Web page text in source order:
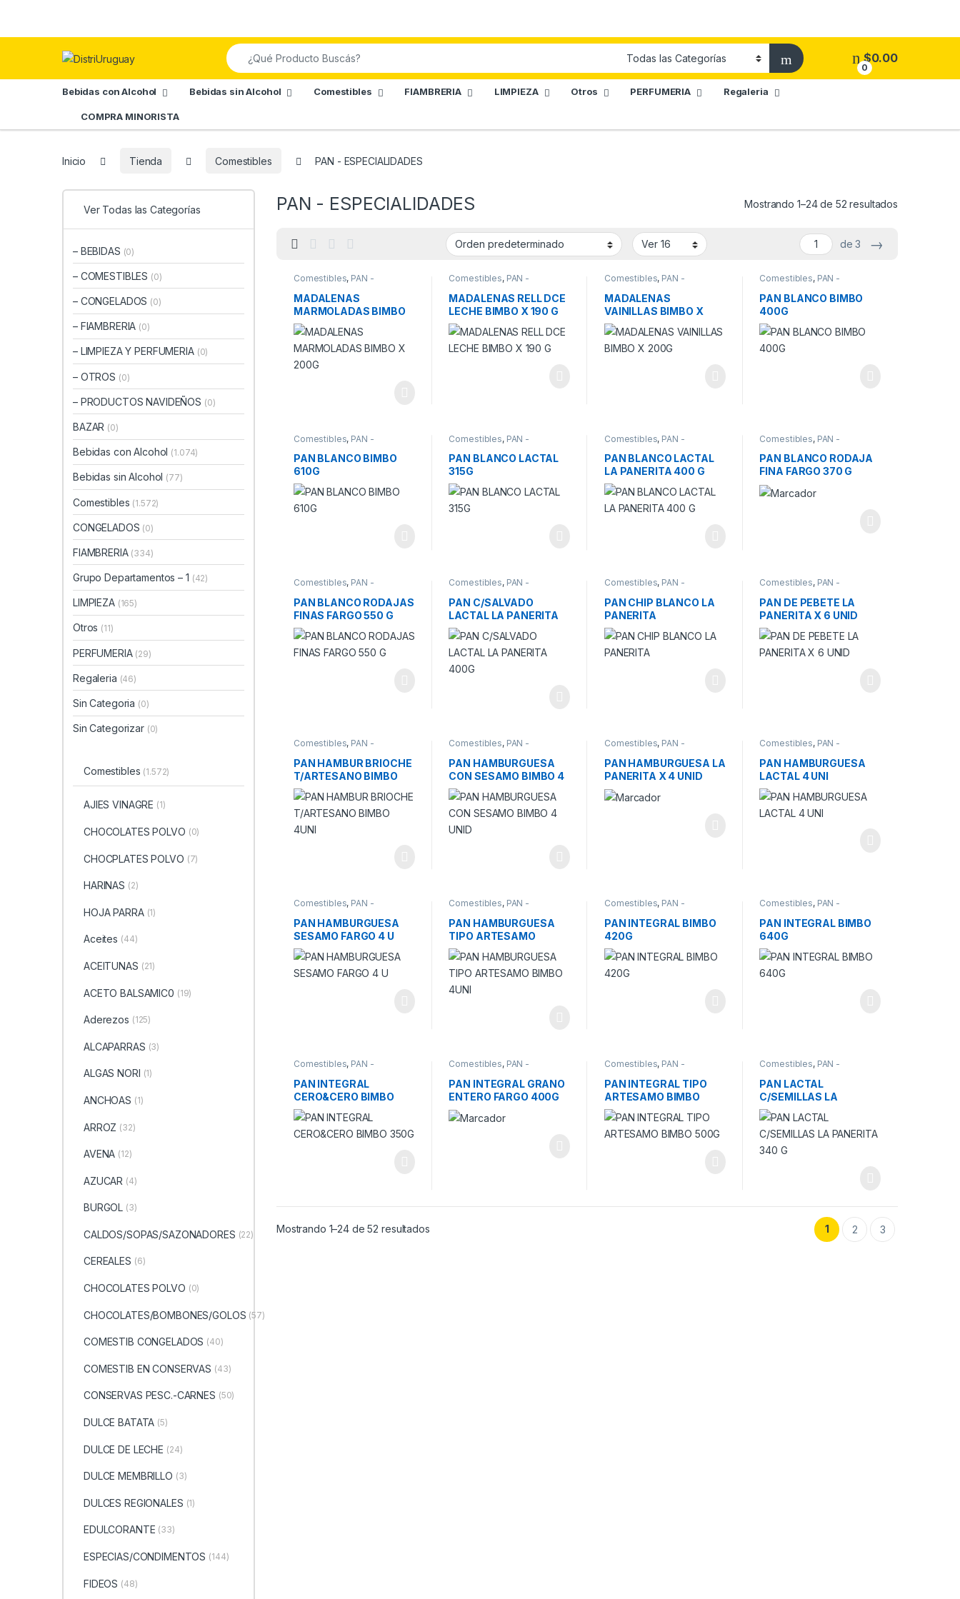
Search for:
0
$0.00
Bebidas con Alcohol Bebidas sin Alcohol Comestibles FIAMBRERIA LIMPIEZA Otros PERFUMERIA Regaleria
COMPRA MINORISTA
Inicio Tienda Comestibles PAN - ESPECIALIDADES
PAN - ESPECIALIDADES Mostrando 1–24 de 52 resultados
de 3 →
Comestibles, PAN -
MADALENAS
MARMOLADAS BIMBO
X 200G
Comestibles, PAN -
MADALENAS RELL DCE
LECHE BIMBO X 190 G
Comestibles, PAN -
MADALENAS
VAINILLAS BIMBO X
200G
Comestibles, PAN -
PAN BLANCO BIMBO
400G
Comestibles, PAN -
PAN BLANCO BIMBO
610G
Comestibles, PAN -
PAN BLANCO LACTAL
315G
Comestibles, PAN -
PAN BLANCO LACTAL
LA PANERITA 400 G
Comestibles, PAN -
PAN BLANCO RODAJA
FINA FARGO 370 G
Comestibles, PAN -
PAN BLANCO RODAJAS
FINAS FARGO 550 G
Comestibles, PAN -
PAN C/SALVADO
LACTAL LA PANERITA
400G
Comestibles, PAN -
PAN CHIP BLANCO LA
PANERITA
Comestibles, PAN -
PAN DE PEBETE LA
PANERITA X 6 UNID
Comestibles, PAN -
PAN HAMBUR BRIOCHE
T/ARTESANO BIMBO
4UNI
Comestibles, PAN -
PAN HAMBURGUESA
CON SESAMO BIMBO 4
UNID
Comestibles, PAN -
PAN HAMBURGUESA LA
PANERITA X 4 UNID
Comestibles, PAN -
PAN HAMBURGUESA
LACTAL 4 UNI
Comestibles, PAN -
PAN HAMBURGUESA
SESAMO FARGO 4 U
Comestibles, PAN -
PAN HAMBURGUESA
TIPO ARTESAMO
BIMBO 4UNI
Comestibles, PAN -
PAN INTEGRAL BIMBO
420G
Comestibles, PAN -
PAN INTEGRAL BIMBO
640G
Comestibles, PAN -
PAN INTEGRAL
CERO&CERO BIMBO
350G
Comestibles, PAN -
PAN INTEGRAL GRANO
ENTERO FARGO 400G
Comestibles, PAN -
PAN INTEGRAL TIPO
ARTESAMO BIMBO
500G
Comestibles, PAN -
PAN LACTAL
C/SEMILLAS LA
PANERITA 340 G
Mostrando 1–24 de 52 resultados 1 2 3
Ver Todas las Categorías
– BEBIDAS (0)
– COMESTIBLES (0)
– CONGELADOS (0)
– FIAMBRERIA (0)
– LIMPIEZA Y PERFUMERIA (0)
– OTROS (0)
– PRODUCTOS NAVIDEÑOS (0)
BAZAR (0)
Bebidas con Alcohol (1.074)
Bebidas sin Alcohol (77)
Comestibles (1.572)
CONGELADOS (0)
FIAMBRERIA (334)
Grupo Departamentos – 1 (42)
LIMPIEZA (165)
Otros (11)
PERFUMERIA (29)
Regaleria (46)
Sin Categoria (0)
Sin Categorizar (0)
Comestibles (1.572)
AJIES VINAGRE (1)
CHOCOLATES POLVO (0)
CHOCPLATES POLVO (7)
HARINAS (2)
HOJA PARRA (1)
Aceites (44)
ACEITUNAS (21)
ACETO BALSAMIC0 (19)
Aderezos (125)
ALCAPARRAS (3)
ALGAS NORI (1)
ANCHOAS (1)
ARROZ (32)
AVENA (12)
AZUCAR (4)
BURGOL (3)
CALDOS/SOPAS/SAZONADORES (22)
CEREALES (6)
CHOCOLATES POLVO (0)
CHOCOLATES/BOMBONES/GOLOS (57)
COMESTIB CONGELADOS (40)
COMESTIB EN CONSERVAS (43)
CONSERVAS PESC.-CARNES (50)
DULCE BATATA (5)
DULCE DE LECHE (24)
DULCE MEMBRILLO (3)
DULCES REGIONALES (1)
EDULCORANTE (33)
ESPECIAS/CONDIMENTOS (144)
FIDEOS (48)